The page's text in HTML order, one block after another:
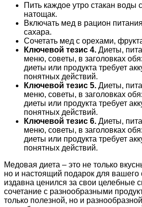
Пить каждое утро стакан воды
натощак.
Включать мед в рацион
сахара.
Сочетать мед с орехами,
Ключевой тезис 4. Диеты,
меню, советы, в заголовках
диеты или продукта требует
понятных действий.
Ключевой тезис 5. Диеты,
меню, советы, в заголовках
диеты или продукта требует
понятных действий.
Ключевой тезис 6. Диеты,
меню, советы, в заголовках
диеты или продукта требует
понятных действий.
Медовая диета – это не только
но и настоящий подарок для вашего
издавна ценился за свои целебные
сочетание с разнообразными
только полезной, но и